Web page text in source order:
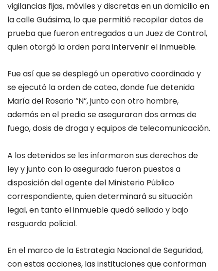
vigilancias fijas, móviles y discretas en un domicilio en
la calle Guásima, lo que permitió recopilar datos de
prueba que fueron entregados a un Juez de Control,
quien otorgó la orden para intervenir el inmueble.
Fue así que se desplegó un operativo coordinado y
se ejecutó la orden de cateo, donde fue detenida
María del Rosario “N”, junto con otro hombre,
además en el predio se aseguraron dos armas de
fuego, dosis de droga y equipos de telecomunicación.
A los detenidos se les informaron sus derechos de
ley y junto con lo asegurado fueron puestos a
disposición del agente del Ministerio Público
correspondiente, quien determinará su situación
legal, en tanto el inmueble quedó sellado y bajo
resguardo policial.
En el marco de la Estrategia Nacional de Seguridad,
con estas acciones, las instituciones que conforman